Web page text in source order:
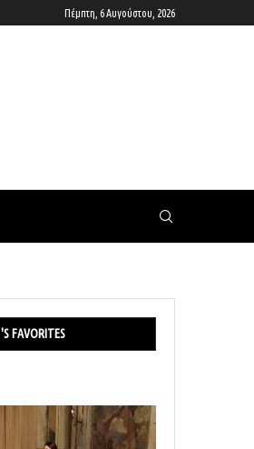
Πέμπτη, 6 Αυγούστου, 2026
'S FAVORITES